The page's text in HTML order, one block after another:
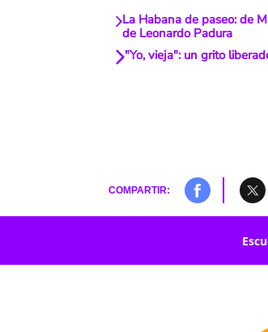
La Habana de paseo: de
de Leonardo Padura
"Yo, vieja": un grito
COMPARTIR: